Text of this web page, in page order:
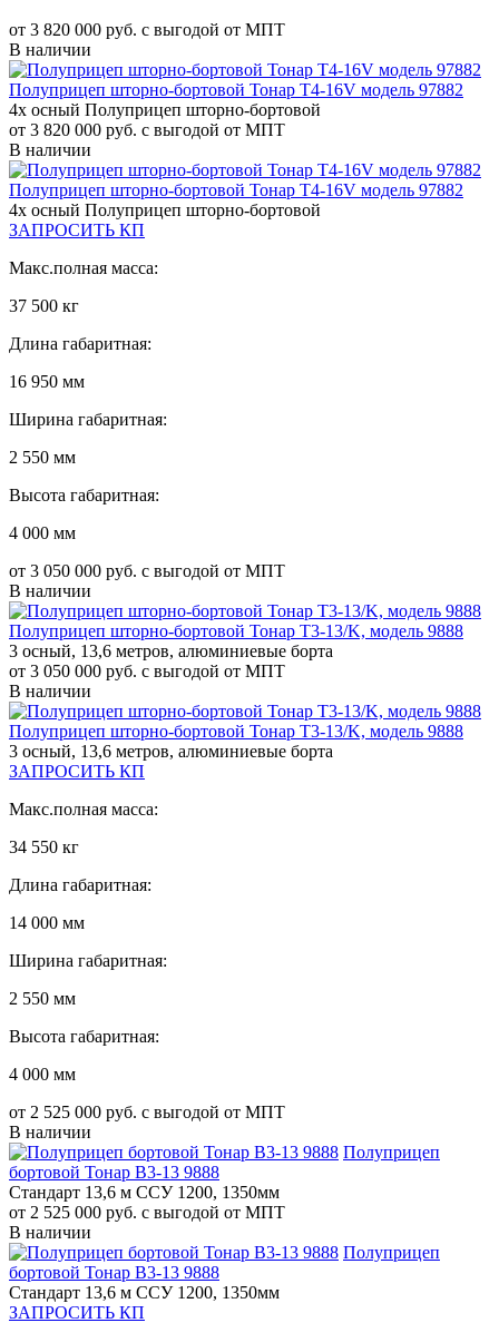
от 3 820 000 руб. с выгодой от МПТ
В наличии
Полуприцеп шторно-бортовой Тонар Т4-16V модель 97882
4х осный Полуприцеп шторно-бортовой
от 3 820 000 руб. с выгодой от МПТ
В наличии
Полуприцеп шторно-бортовой Тонар Т4-16V модель 97882
4х осный Полуприцеп шторно-бортовой
ЗАПРОСИТЬ КП
Макс.полная масса:
37 500 кг
Длина габаритная:
16 950 мм
Ширина габаритная:
2 550 мм
Высота габаритная:
4 000 мм
от 3 050 000 руб. с выгодой от МПТ
В наличии
Полуприцеп шторно-бортовой Тонар T3-13/K, модель 9888
3 осный, 13,6 метров, алюминиевые борта
от 3 050 000 руб. с выгодой от МПТ
В наличии
Полуприцеп шторно-бортовой Тонар T3-13/K, модель 9888
3 осный, 13,6 метров, алюминиевые борта
ЗАПРОСИТЬ КП
Макс.полная масса:
34 550 кг
Длина габаритная:
14 000 мм
Ширина габаритная:
2 550 мм
Высота габаритная:
4 000 мм
от 2 525 000 руб. с выгодой от МПТ
В наличии
Полуприцеп
бортовой Тонар B3-13 9888
Стандарт 13,6 м ССУ 1200, 1350мм
от 2 525 000 руб. с выгодой от МПТ
В наличии
Полуприцеп
бортовой Тонар B3-13 9888
Стандарт 13,6 м ССУ 1200, 1350мм
ЗАПРОСИТЬ КП